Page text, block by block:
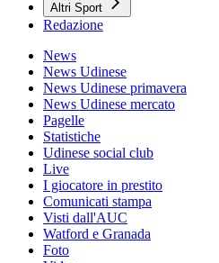
Altri Sport
Redazione
News
News Udinese
News Udinese primavera
News Udinese mercato
Pagelle
Statistiche
Udinese social club
Live
I giocatore in prestito
Comunicati stampa
Visti dall'AUC
Watford e Granada
Foto